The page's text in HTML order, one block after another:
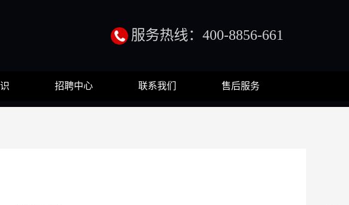
招聘中心 联系我们 售后服务
服务热线：400-8856-661